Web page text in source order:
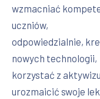
wzmacniać
uczniów,
odpowiedzialnie,
nowych technologii,
korzystać z
urozmaicić swoje